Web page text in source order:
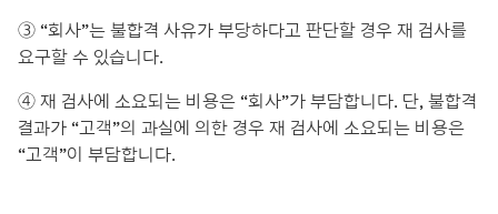
③ “회사”는 불합격 사유가 부당하다고 판단할 경우 재 검사를
요구할 수 있습니다.
④ 재 검사에 소요되는 비용은 “회사”가 부담합니다. 단, 불합격
결과가 “고객”의 과실에 의한 경우 재 검사에 소요되는 비용은
“고객”이 부담합니다.